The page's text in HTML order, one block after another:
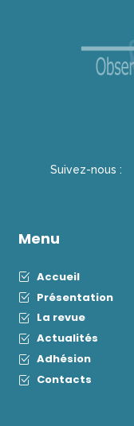
Suivez-nous :
Menu
Accueil
Présentation
La revue
Actualités
Adhésion
Contacts